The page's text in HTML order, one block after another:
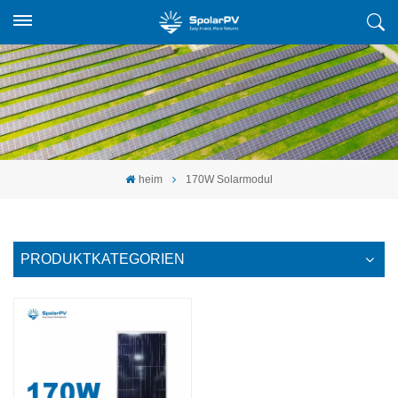
heim 170W Solarmodul
PRODUKTKATEGORIEN